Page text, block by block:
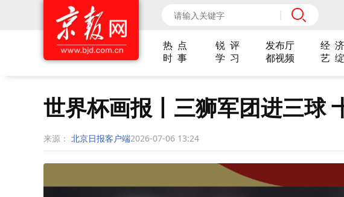
热 点 锐 评 发布厅 经 济
时 事
学 习 都视频 艺 绽
世界杯画报丨三狮军团进三球
来源： 北京日报客户端2026-07-06 13:24